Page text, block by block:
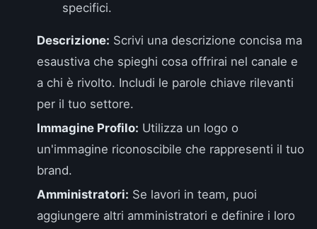
specifici.
Descrizione: Scrivi una descrizione concisa ma
esaustiva che spieghi cosa offrirai nel canale e
a chi è rivolto. Includi le parole chiave rilevanti
per il tuo settore.
Immagine Profilo: Utilizza un logo o
un'immagine riconoscibile che rappresenti il tuo
brand.
Amministratori: Se lavori in team, puoi
aggiungere altri amministratori e definire i loro